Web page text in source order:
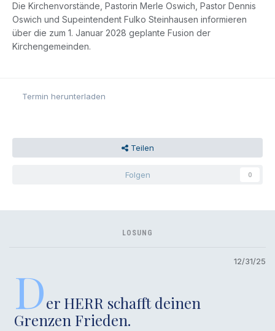
Die Kirchenvorstände, Pastorin Merle Oswich, Pastor Dennis
Oswich und Supeintendent Fulko Steinhausen informieren
über die zum 1. Januar 2028 geplante Fusion der
Kirchengemeinden.
Termin herunterladen
Teilen
Folgen 0
LOSUNG
12/31/25
Der HERR schafft deinen
Grenzen Frieden.